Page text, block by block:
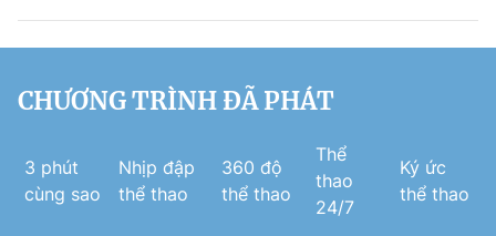
CHƯƠNG TRÌNH ĐÃ PHÁT
3 phút
cùng sao
Nhịp đập
thể thao
360 độ
thể thao
Thể
thao
24/7
Ký ức
thể thao